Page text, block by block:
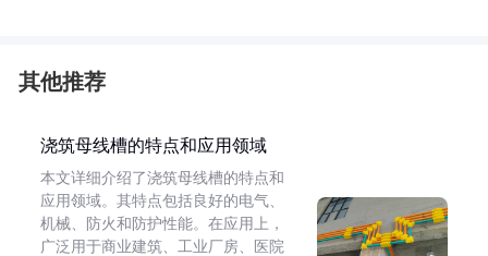
其他推荐
浇筑母线槽的特点和应用领域
本文详细介绍了浇筑母线槽的特点和
应用领域。其特点包括良好的电气、
机械、防火和防护性能。在应用上，
广泛用于商业建筑、工业厂房、医院